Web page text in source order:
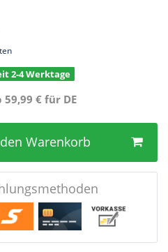
2-4 Werktage
€ für DE
Warenkorb